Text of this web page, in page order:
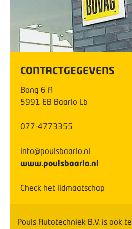
CONTACTGEGEVENS
Bong 6 A
5991 EB Baarlo Lb
077-4773355
info@poulsbaarlo.nl
www.poulsbaarlo.nl
Check het lidmaatschap
Pouls Autotechniek B.V. is ook te